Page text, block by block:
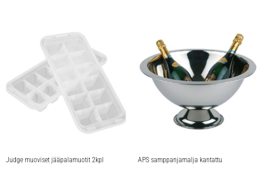
Judge muoviset jääpalamuotit 2kpl APS samppanjamalja kantattu